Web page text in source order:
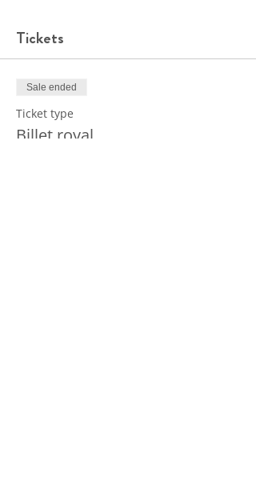
Tickets
Sale ended
Ticket type
Billet royal